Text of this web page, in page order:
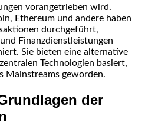
vorangetrieben wird.
Ethereum und andere haben
durchgeführt,
Finanzdienstleistungen
Sie bieten eine alternative
Technologien basiert,
Mainstreams geworden.
der